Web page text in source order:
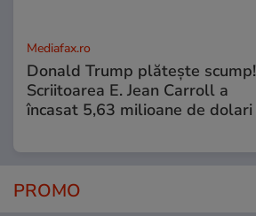
Mediafax.ro
Donald Trump plătește scump!
Scriitoarea E. Jean Carroll a
încasat 5,63 milioane de dolari
PROMO